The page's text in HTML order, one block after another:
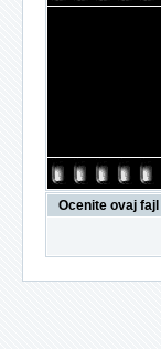
Ocenite ovaj fajl